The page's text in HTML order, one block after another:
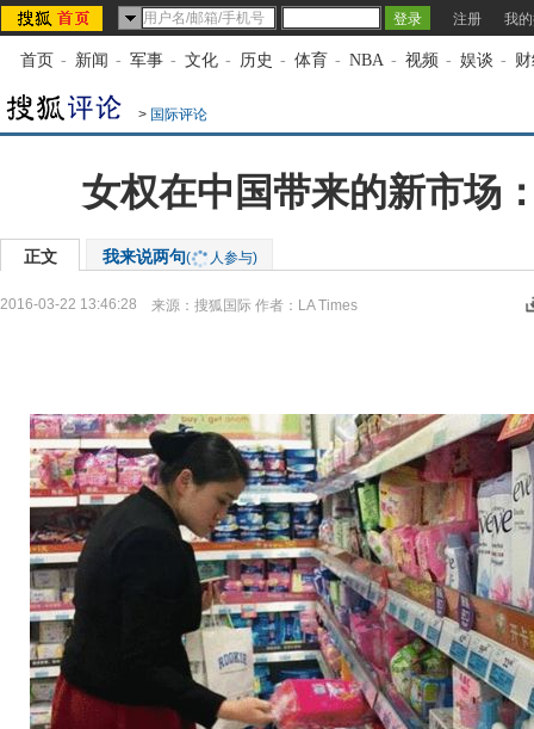
注册 我
首页 - 新闻 - 军事 - 文化 - 历史 - 体育 - NBA - 视频 - 娱谈 -
> 国际评论
女权在中国带来的新市场
正文 我来说两句( 人参与)
2016-03-22 13:46:28 来源： 搜狐国际 作者：LA Times